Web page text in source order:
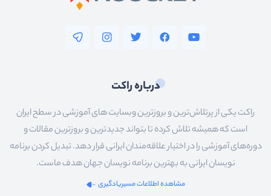
درباره راکت
راکت یکی از پرتلاش‌ترین و بروزترین وبسایت های آموزشی در سطح ایران
است که همیشه تلاش کرده تا بتواند جدیدترین و بروزترین مقالات و
دوره‌های آموزشی را در اختیار علاقه‌مندان ایرانی قرار دهد. تبدیل کردن برنامه
نویسان ایرانی به بهترین برنامه نویسان جهان هدف ماست.
مشاهده اطلاعات مسیریادگیری